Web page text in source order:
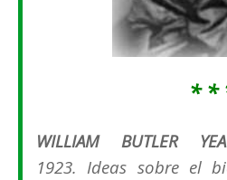
* *
WILLIAM BUTLER
1923. Ideas sobre el